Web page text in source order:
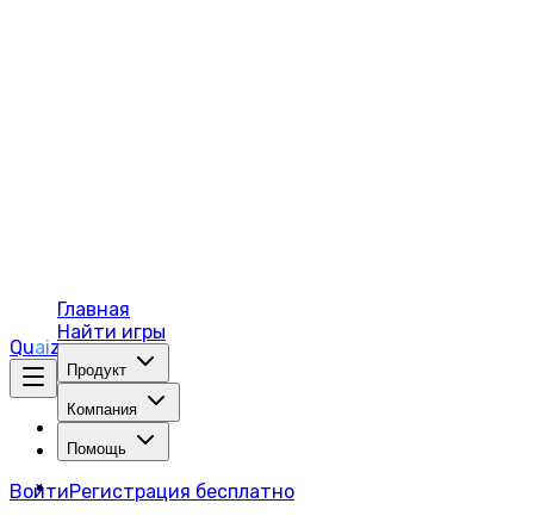
Quaize
Главная
Найти игры
Продукт
Компания
Помощь
ВойтиРегистрация бесплатно